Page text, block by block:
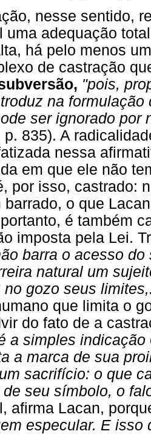
nesse sentido,
uma adequação
há pelo menos
de castração
"pois,
na
ser ignorado por
p. 835). A
nessa
em que ele não
por isso, castrado:
barrado, o que
é também
imposta pela Lei.
barra o acesso
natural um
no gozo seus
que limita o
do fato de a
a simples indicação
a marca de sua
sacrifício: o que
seu símbolo, o
afirma Lacan,
especular. E isso